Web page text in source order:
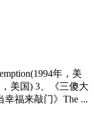
年，美
美国) 3、《三傻大
幸福来敲门》The ...